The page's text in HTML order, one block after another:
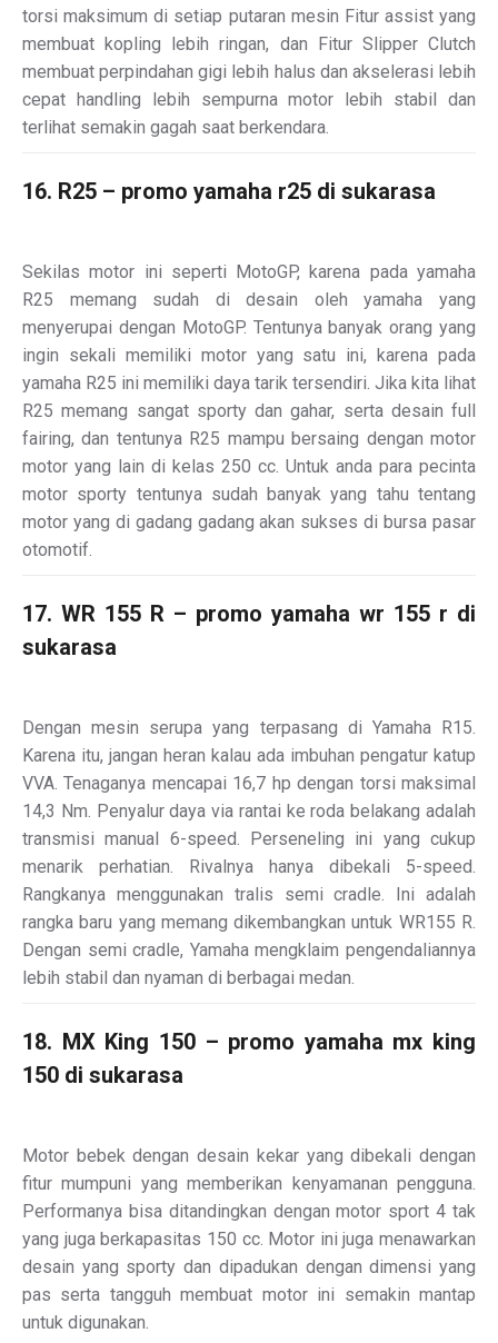
torsi maksimum di setiap putaran mesin Fitur assist yang
membuat kopling lebih ringan, dan Fitur Slipper Clutch
membuat perpindahan gigi lebih halus dan akselerasi lebih
cepat handling lebih sempurna motor lebih stabil dan
terlihat semakin gagah saat berkendara.
16. R25 – promo yamaha r25 di sukarasa
Sekilas motor ini seperti MotoGP, karena pada yamaha
R25 memang sudah di desain oleh yamaha yang
menyerupai dengan MotoGP. Tentunya banyak orang yang
ingin sekali memiliki motor yang satu ini, karena pada
yamaha R25 ini memiliki daya tarik tersendiri. Jika kita lihat
R25 memang sangat sporty dan gahar, serta desain full
fairing, dan tentunya R25 mampu bersaing dengan motor
motor yang lain di kelas 250 cc. Untuk anda para pecinta
motor sporty tentunya sudah banyak yang tahu tentang
motor yang di gadang gadang akan sukses di bursa pasar
otomotif.
17. WR 155 R – promo yamaha wr 155 r di
sukarasa
Dengan mesin serupa yang terpasang di Yamaha R15.
Karena itu, jangan heran kalau ada imbuhan pengatur katup
VVA. Tenaganya mencapai 16,7 hp dengan torsi maksimal
14,3 Nm. Penyalur daya via rantai ke roda belakang adalah
transmisi manual 6-speed. Perseneling ini yang cukup
menarik perhatian. Rivalnya hanya dibekali 5-speed.
Rangkanya menggunakan tralis semi cradle. Ini adalah
rangka baru yang memang dikembangkan untuk WR155 R.
Dengan semi cradle, Yamaha mengklaim pengendaliannya
lebih stabil dan nyaman di berbagai medan.
18. MX King 150 – promo yamaha mx king
150 di sukarasa
Motor bebek dengan desain kekar yang dibekali dengan
fitur mumpuni yang memberikan kenyamanan pengguna.
Performanya bisa ditandingkan dengan motor sport 4 tak
yang juga berkapasitas 150 cc. Motor ini juga menawarkan
desain yang sporty dan dipadukan dengan dimensi yang
pas serta tangguh membuat motor ini semakin mantap
untuk digunakan.